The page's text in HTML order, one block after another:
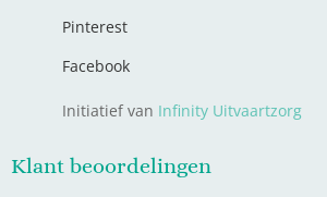
Pinterest
Facebook
Initiatief van Infinity Uitvaartzorg
Klant beoordelingen